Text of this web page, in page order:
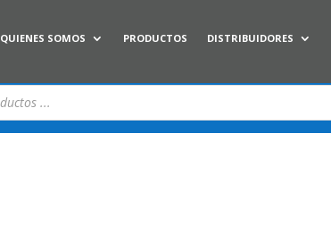
QUIENES SOMOS PRODUCTOS DISTRIBUIDORES